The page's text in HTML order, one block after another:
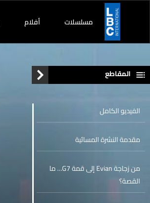
مسلسلات أفلام
المقاطع
الفيديو الكامل
مقدمة النشرة المسائية
من زجاجة Evian إلى قمة G7… ما
القصة؟